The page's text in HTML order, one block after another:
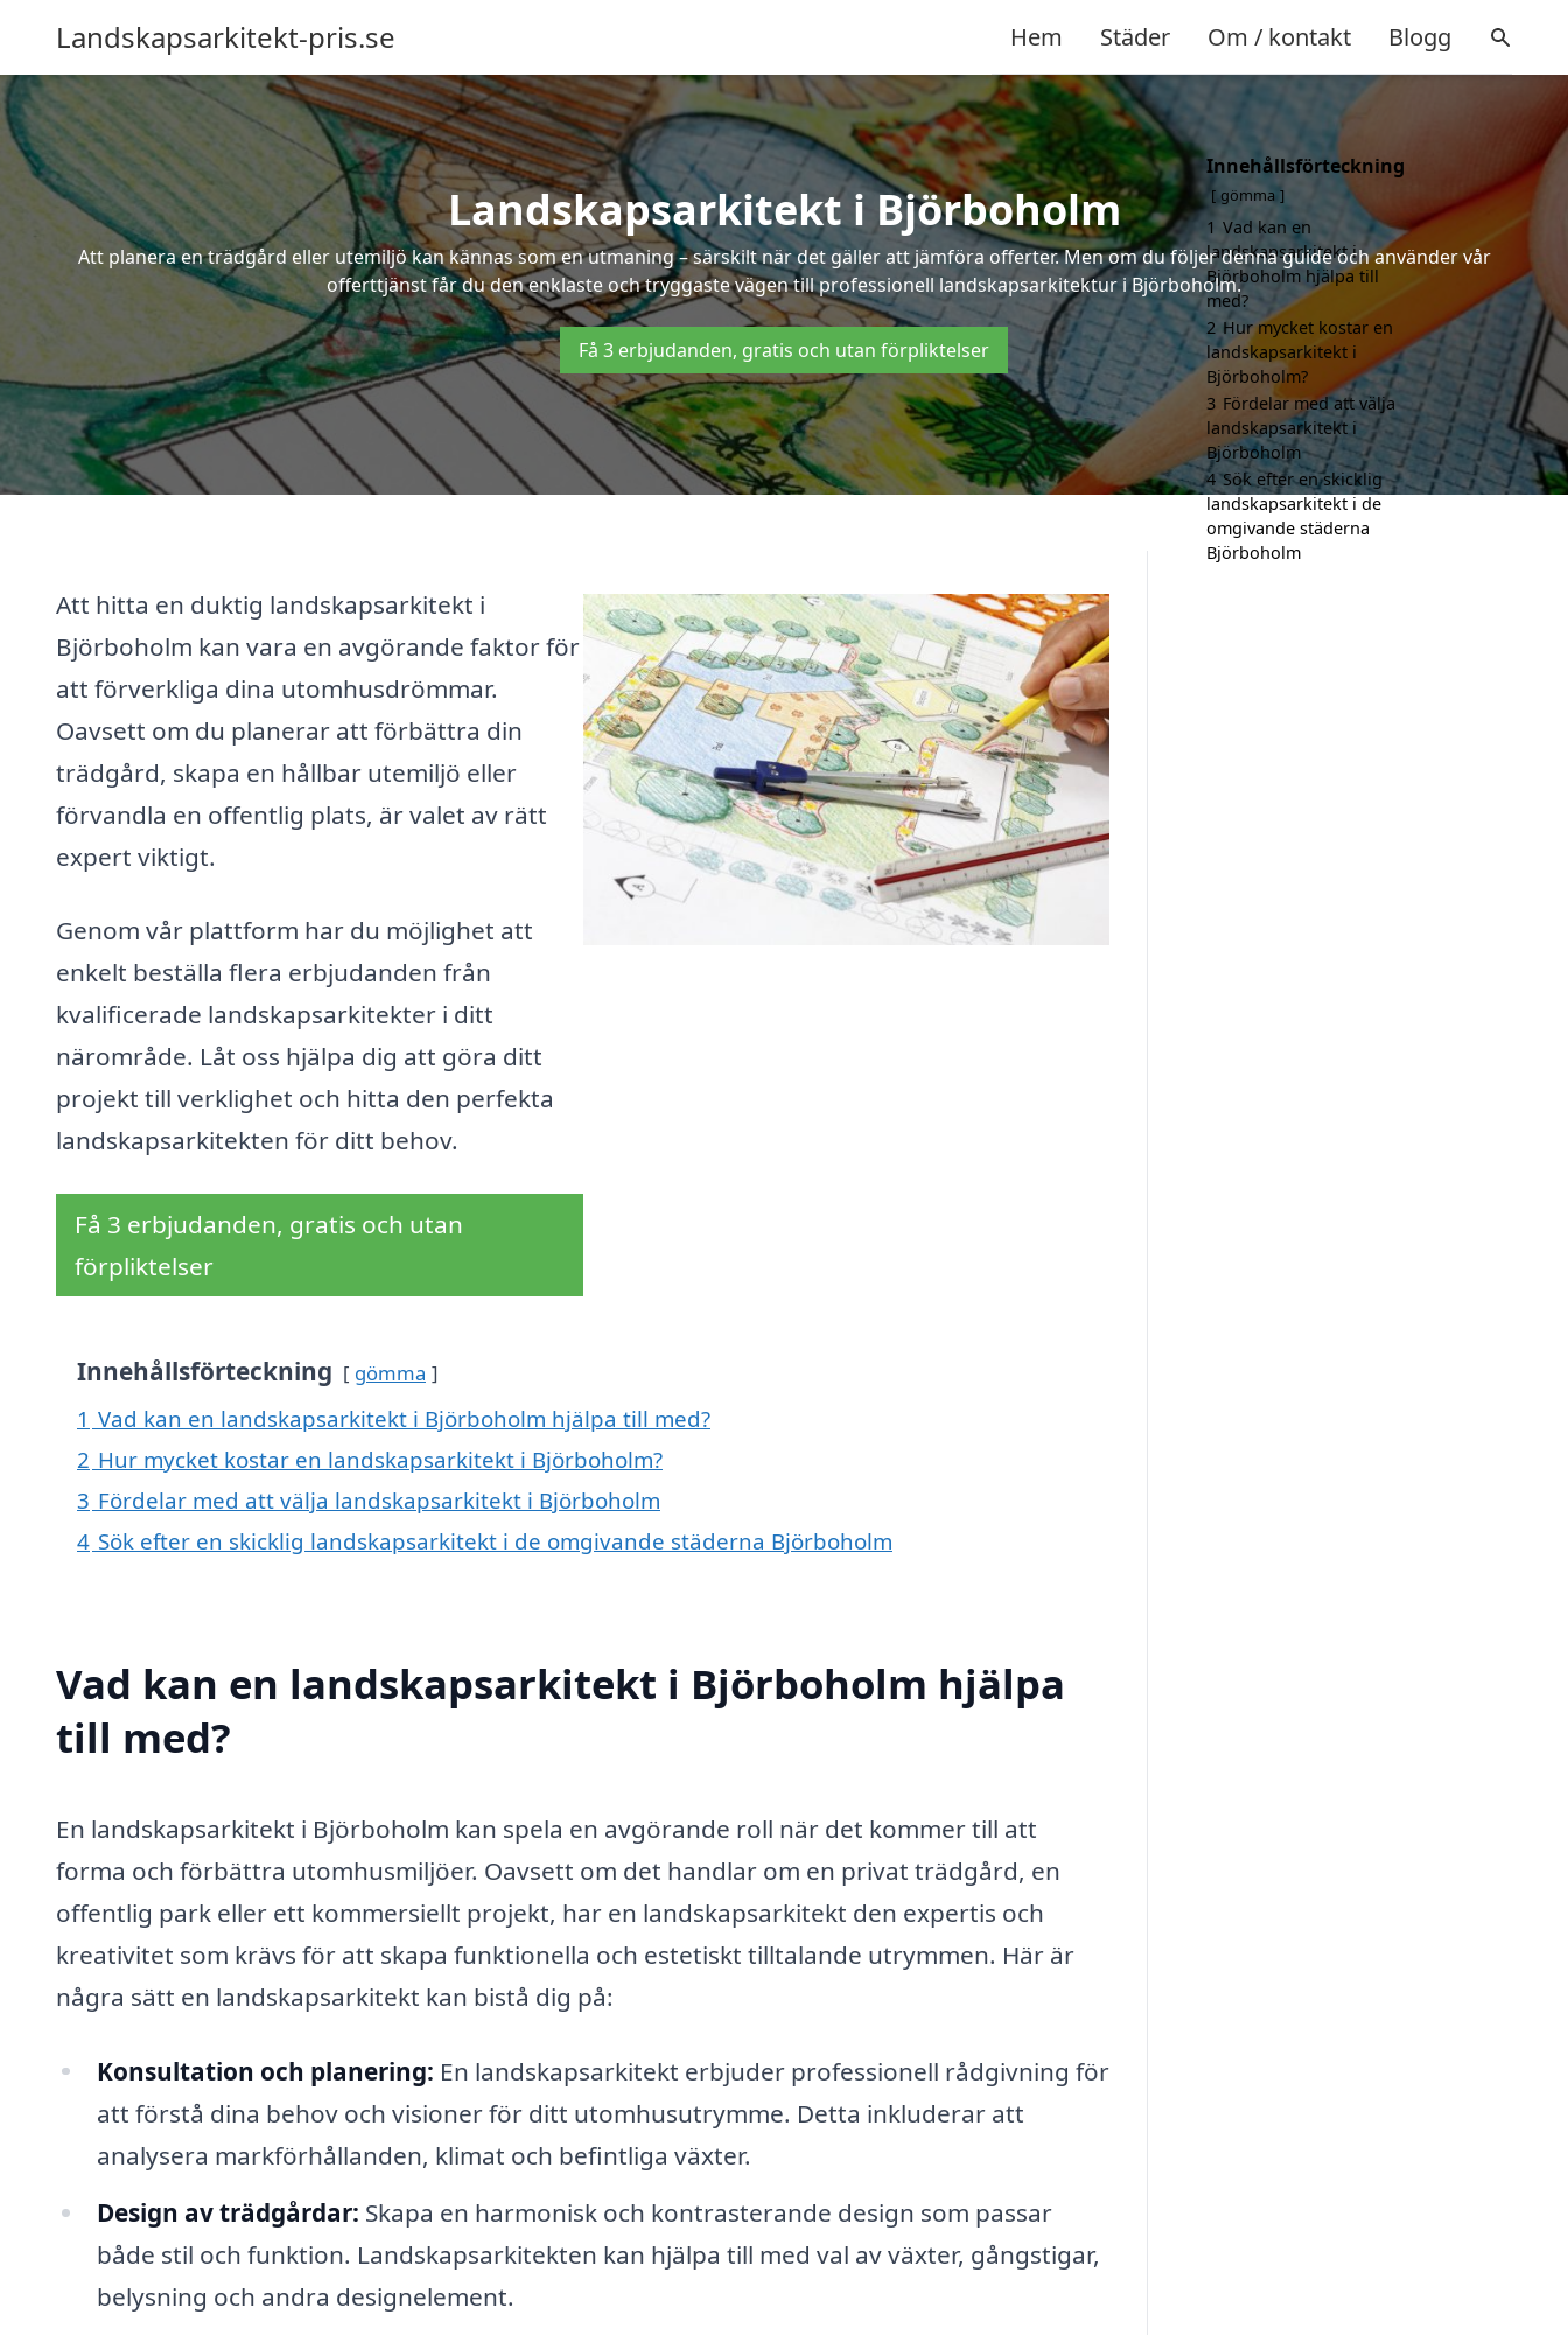
Landskapsarkitekt-pris.se Hem Städer Om / kontakt Blogg
Landskapsarkitekt i Björboholm
Att planera en trädgård eller utemiljö kan kännas som en utmaning – särskilt när det gäller att jämföra offerter. Men om du följer denna guide och använder vår
offerttjänst får du den enklaste och tryggaste vägen till professionell landskapsarkitektur i Björboholm.
Få 3 erbjudanden, gratis och utan förpliktelser
Att hitta en duktig landskapsarkitekt i
Björboholm kan vara en avgörande faktor för
att förverkliga dina utomhusdrömmar.
Oavsett om du planerar att förbättra din
trädgård, skapa en hållbar utemiljö eller
förvandla en offentlig plats, är valet av rätt
expert viktigt.
Genom vår plattform har du möjlighet att
enkelt beställa flera erbjudanden från
kvalificerade landskapsarkitekter i ditt
närområde. Låt oss hjälpa dig att göra ditt
projekt till verklighet och hitta den perfekta
landskapsarkitekten för ditt behov.
Få 3 erbjudanden, gratis och utan
förpliktelser
Innehållsförteckning gömma
1 Vad kan en landskapsarkitekt i Björboholm hjälpa till med?
2 Hur mycket kostar en landskapsarkitekt i Björboholm?
3 Fördelar med att välja landskapsarkitekt i Björboholm
4 Sök efter en skicklig landskapsarkitekt i de omgivande städerna Björboholm
Vad kan en landskapsarkitekt i Björboholm hjälpa
till med?
En landskapsarkitekt i Björboholm kan spela en avgörande roll när det kommer till att
forma och förbättra utomhusmiljöer. Oavsett om det handlar om en privat trädgård, en
offentlig park eller ett kommersiellt projekt, har en landskapsarkitekt den expertis och
kreativitet som krävs för att skapa funktionella och estetiskt tilltalande utrymmen. Här är
några sätt en landskapsarkitekt kan bistå dig på:
Konsultation och planering: En landskapsarkitekt erbjuder professionell rådgivning för
att förstå dina behov och visioner för ditt utomhusutrymme. Detta inkluderar att
analysera markförhållanden, klimat och befintliga växter.
Design av trädgårdar: Skapa en harmonisk och kontrasterande design som passar
både stil och funktion. Landskapsarkitekten kan hjälpa till med val av växter, gångstigar,
belysning och andra designelement.
Innehållsförteckning
gömma
1 Vad kan en
landskapsarkitekt i
Björboholm hjälpa till
med?
2 Hur mycket kostar en
landskapsarkitekt i
Björboholm?
3 Fördelar med att välja
landskapsarkitekt i
Björboholm
4 Sök efter en skicklig
landskapsarkitekt i de
omgivande städerna
Björboholm